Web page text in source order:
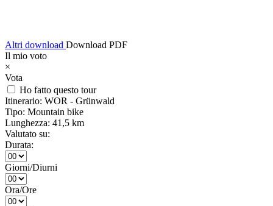
Altri download Download PDF
Il mio voto
×
Vota
Ho fatto questo tour
Itinerario: WOR - Grünwald
Tipo: Mountain bike
Lunghezza: 41,5 km
Valutato su:
Durata:
Giorni/Diurni
Ora/Ore